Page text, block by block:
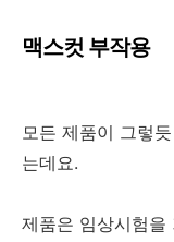
맥스컷 부작용
모든 제품이 그렇
는데요.
제품은 임상시험을